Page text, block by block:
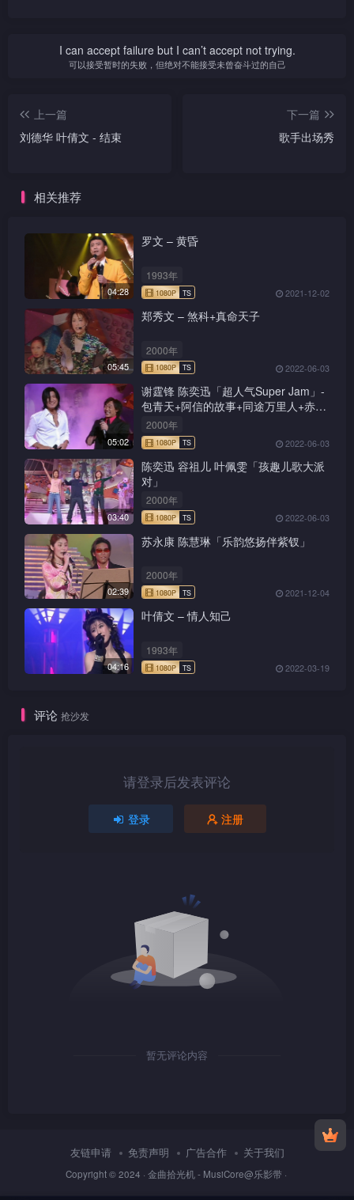
I can accept failure but I can’t accept not trying.
可以接受暂时的失败，但绝对不能接受未曾奋斗过的自己
上一篇
刘德华 叶倩文 - 结束
下一篇
歌手出场秀
相关推荐
04:28
罗文 – 黄昏
1993年
1080P
2021-12-02
05:45
郑秀文 – 煞科+真命天子
2000年
2022-06-03
05:02
谢霆锋 陈奕迅「超人气Super Jam」-
包青天+阿信的故事+同途万里人+赤的
疑惑+新鸳鸯蝴蝶梦+前程锦绣
2000年
1080P TS
2022-06-03
03:40
陈奕迅 容祖儿 叶佩雯「孩趣儿歌大派
对」
2000年
2022-06-03
02:39
苏永康 陈慧琳「乐韵悠扬伴紫钗」
2000年
1080P TS
2021-12-04
04:16
叶倩文 – 情人知己
1993年
2022-03-19
评论 抢沙发
请登录后发表评论
登录 注册
暂无评论内容
友链申请 免责声明 广告合作 关于我们
Copyright © 2024 · 金曲拾光机 - MusiCore@乐影带 ·